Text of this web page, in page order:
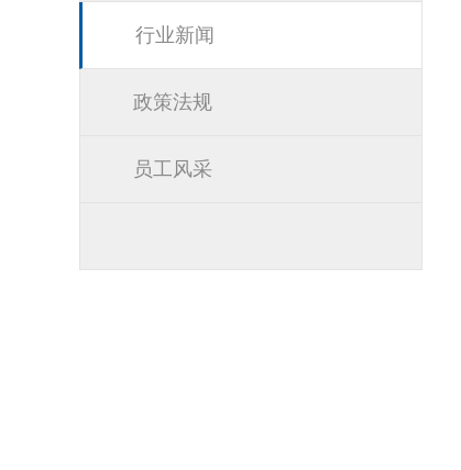
行业新闻
政策法规
员工风采